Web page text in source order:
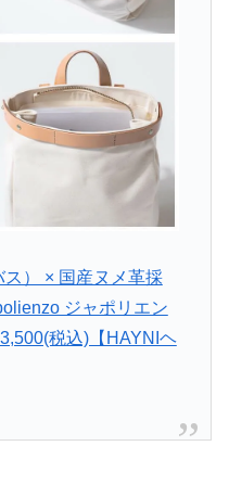
） × 国産ヌメ革採
ジャポリエン
税込)【HAYNIヘ